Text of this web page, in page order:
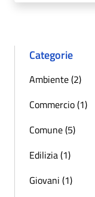
Categorie
Ambiente (2)
Commercio (1)
Comune (5)
Edilizia (1)
Giovani (1)